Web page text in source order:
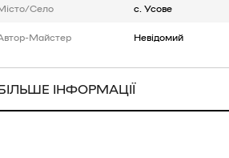
Село с. Усове
Майстер Невідомий
ІНФОРМАЦІЇ